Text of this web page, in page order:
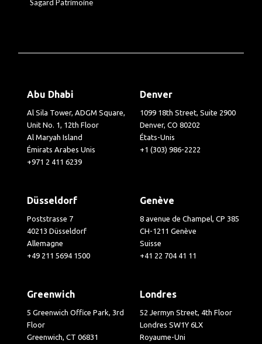
Sagard Patrimoine
Abu Dhabi
Al Sila Tower, ADGM Square,
Unit No. 1, 12th Floor
Al Maryah Island
Émirats Arabes Unis
+971 2 411 6239
Denver
1099 18th Street, Suite 2900
Denver, CO 80202
États-Unis
+1 (303) 986-2222
Düsseldorf
Poststrasse 7
40213 Düsseldorf
Allemagne
+49 211 5694 1500
Genève
8 avenue de Champel, CP 385
CH-1211 Genève
Suisse
+41 22 704 41 11
Greenwich
5 Greenwich Office Park, 3rd
Floor
Greenwich, CT 06831
Londres
52 Jermyn Street, 4th Floor
Londres SW1Y 6LX
Royaume-Uni